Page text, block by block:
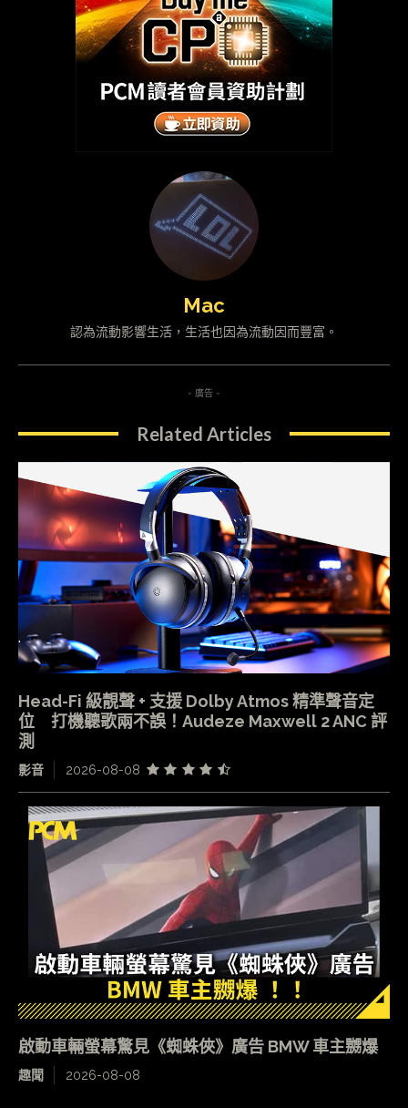
Mac
認為流動影響生活，生活也因為流動因而豐富。
- 廣告 -
Related Articles
Head-Fi 級靚聲 + 支援 Dolby Atmos 精準聲音定
位 打機聽歌兩不誤！Audeze Maxwell 2 ANC 評
測
影音 2026-08-08
啟動車輛螢幕驚見《蜘蛛俠》廣告 BMW 車主嬲爆
趣聞 2026-08-08